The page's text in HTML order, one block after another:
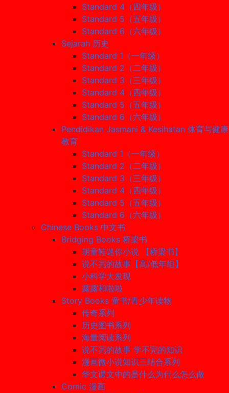
Standard 4（四年级）
Standard 5（五年级）
Standard 6（六年级）
Sejarah 历史
Standard 1（一年级）
Standard 2（二年级）
Standard 3（三年级）
Standard 4（四年级）
Standard 5（五年级）
Standard 6（六年级）
Pendidikan Jasmani & Kesihatan 体育与健康
教育
Standard 1（一年级）
Standard 2（二年级）
Standard 3（三年级）
Standard 4（四年级）
Standard 5（五年级）
Standard 6（六年级）
Chinese Books 中文书
Bridging Books 桥梁书
胡童鞋迷你小说 【桥梁书】
说不完的故事【高/低年组】
小科学大发现
露露和啦啦
Story Books 童书/青少年读物
传奇系列
历史图书系列
海量阅读系列
说不完的故事 学不完的知识
漫画微小说知识三结合系列
华文课文中的是什么为什么怎么做
Comic 漫画